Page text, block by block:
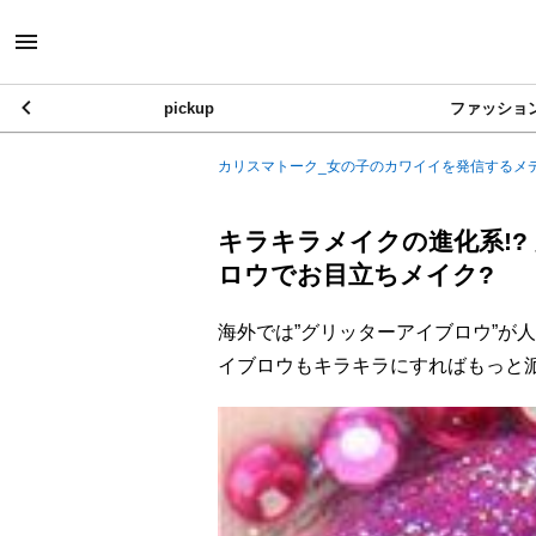
pickup ファッショ
カリスマトーク_女の子のカワイイを発信するメ
キラキラメイクの進化系
ロウでお目立ちメイク?
海外では”グリッターアイブロウ”が
イブロウもキラキラにすればもっと